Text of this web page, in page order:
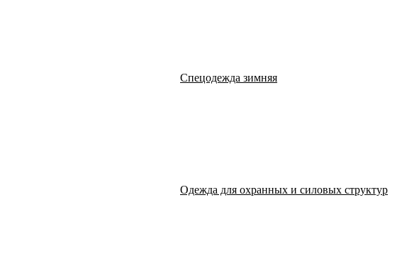
Спецодежда зимняя
Одежда для охранных и силовых структур